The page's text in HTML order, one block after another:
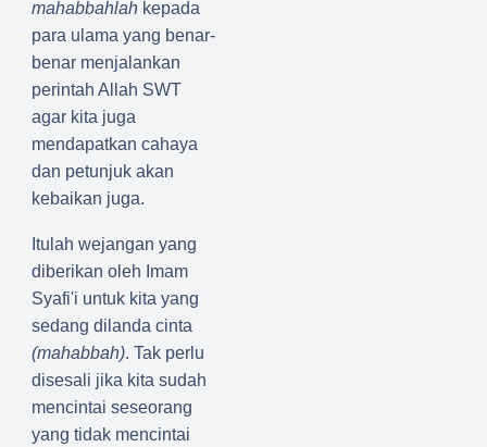
mahabbahlah kepada
para ulama yang benar-
benar menjalankan
perintah Allah SWT
agar kita juga
mendapatkan cahaya
dan petunjuk akan
kebaikan juga.
Itulah wejangan yang
diberikan oleh Imam
Syafi'i untuk kita yang
sedang dilanda cinta
(mahabbah). Tak perlu
disesali jika kita sudah
mencintai seseorang
yang tidak mencintai